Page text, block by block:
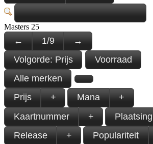
Masters 25
← 1/9
→
Volgorde: Prijs
Voorraad
Alle merken
Prijs
+ Mana
+
Kaartnummer
+ Plaatsing
Release
+ Populariteit